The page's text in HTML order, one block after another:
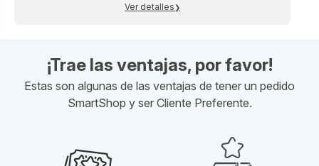
Ver detalles
¡Trae las ventajas, por favor!
Estas son algunas de las ventajas de tener un pedido
SmartShop y ser Cliente Preferente.